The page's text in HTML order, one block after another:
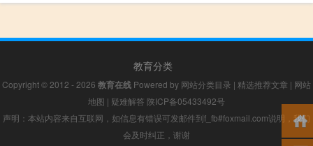
教育分类
Copyright © 2012 - 2026 教育在线 Powered by 网站分类目录 | 精选推荐文章 | 网站
地图 | 疑难解答 陕ICP备05433492号
声明：本站内容来自互联网，如信息有错误可发邮件到f_fb#foxmail.com说明，我们
会及时纠正，谢谢